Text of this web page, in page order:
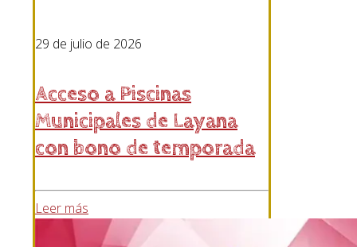
29 de julio de 2026
Acceso a Piscinas
Municipales de Layana
con bono de temporada
Leer más